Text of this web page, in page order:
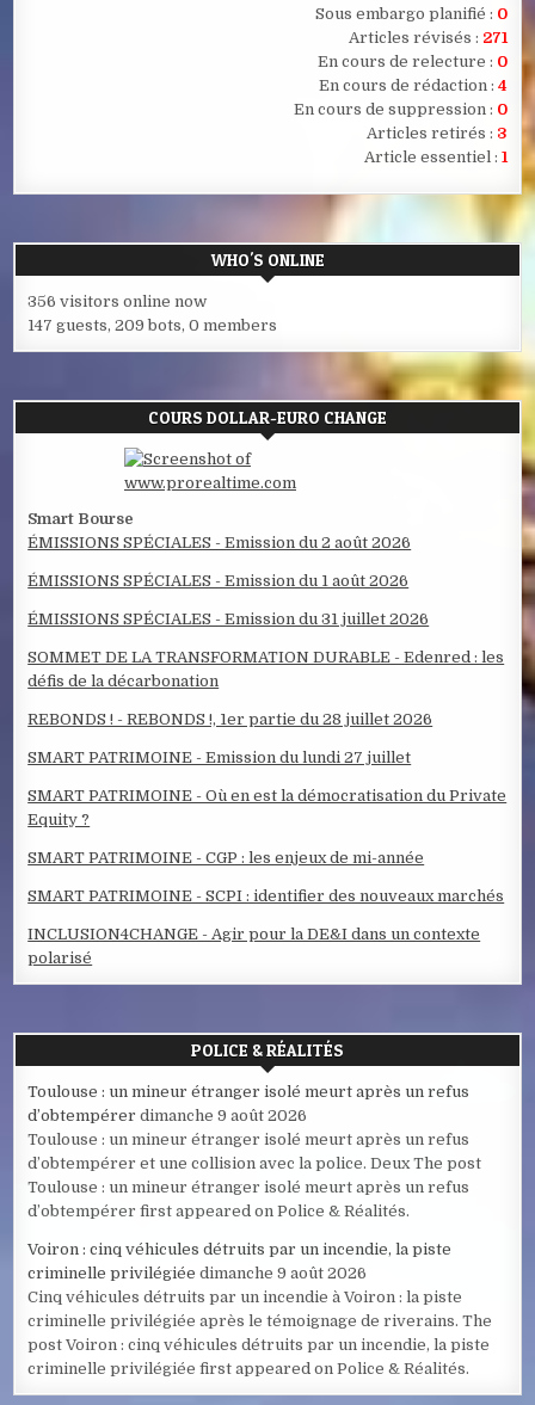
Sous embargo planifié : 0
Articles révisés : 271
En cours de relecture : 0
En cours de rédaction : 4
En cours de suppression : 0
Articles retirés : 3
Article essentiel : 1
WHO'S ONLINE
356 visitors online now
147 guests, 209 bots, 0 members
COURS DOLLAR-EURO CHANGE
Smart Bourse
ÉMISSIONS SPÉCIALES - Emission du 2 août 2026
ÉMISSIONS SPÉCIALES - Emission du 1 août 2026
ÉMISSIONS SPÉCIALES - Emission du 31 juillet 2026
SOMMET DE LA TRANSFORMATION DURABLE - Edenred : les
défis de la décarbonation
REBONDS ! - REBONDS !, 1er partie du 28 juillet 2026
SMART PATRIMOINE - Emission du lundi 27 juillet
SMART PATRIMOINE - Où en est la démocratisation du Private
Equity ?
SMART PATRIMOINE - CGP : les enjeux de mi-année
SMART PATRIMOINE - SCPI : identifier des nouveaux marchés
INCLUSION4CHANGE - Agir pour la DE&I dans un contexte
polarisé
POLICE & RÉALITÉS
Toulouse : un mineur étranger isolé meurt après un refus
d’obtempérer dimanche 9 août 2026
Toulouse : un mineur étranger isolé meurt après un refus
d’obtempérer et une collision avec la police. Deux The post
Toulouse : un mineur étranger isolé meurt après un refus
d’obtempérer first appeared on Police & Réalités.
Voiron : cinq véhicules détruits par un incendie, la piste
criminelle privilégiée dimanche 9 août 2026
Cinq véhicules détruits par un incendie à Voiron : la piste
criminelle privilégiée après le témoignage de riverains. The
post Voiron : cinq véhicules détruits par un incendie, la piste
criminelle privilégiée first appeared on Police & Réalités.